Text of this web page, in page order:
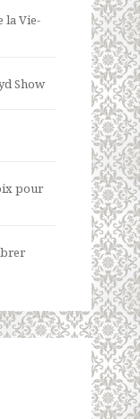
la Vie-
Show
pour